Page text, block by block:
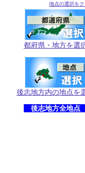
地点の選択をク
都府県・地方を選
後志地方内の地点を
後志地方全地点